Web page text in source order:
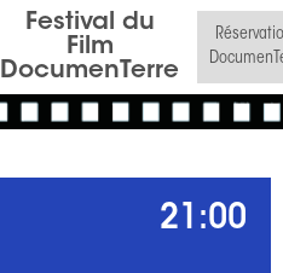
Festival du
Film
DocumenTerre
21:00